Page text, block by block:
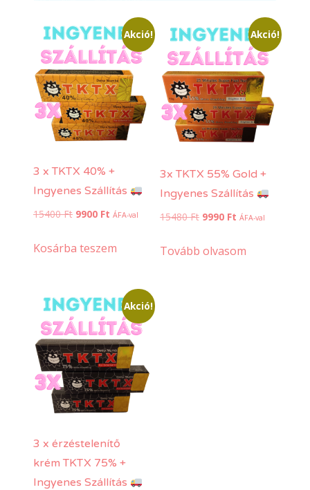
Akció!
3 x TKTX 40% +
Ingyenes Szállítás
15400Ft Original
was:
9900 Ft Current
is:
ÁFA-val
Kosárba teszem
Akció!
3x TKTX 55% Gold +
Ingyenes Szállítás
15480Ft Original
was:
9990 Ft Current
is:
ÁFA-val
Tovább olvasom
Akció!
3 x érzéstelenítő
krém TKTX 75% +
Ingyenes Szállítás